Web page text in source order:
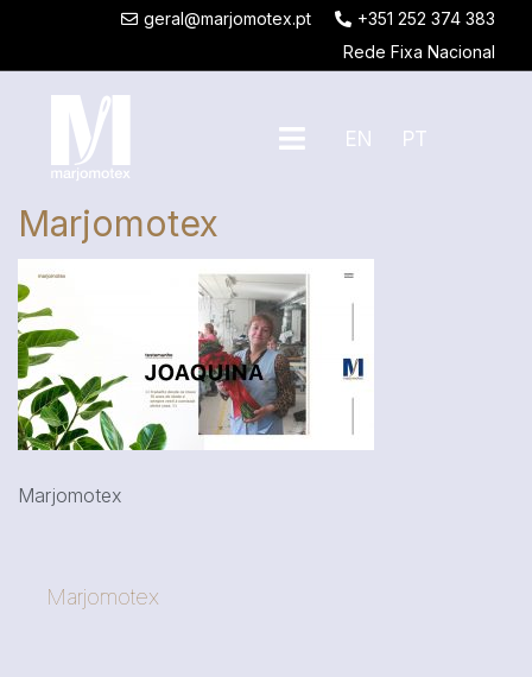
geral@marjomotex.pt
+351 252 374 383
Rede Fixa Nacional
EN PT
Marjomotex
Marjomotex
Marjomotex